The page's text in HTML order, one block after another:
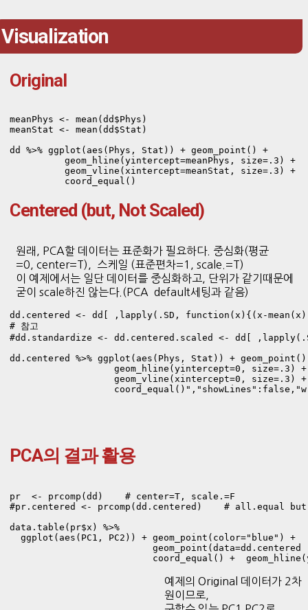
Visualization
Original
meanPhys <- mean(dd$Phys)
meanStat <- mean(dd$Stat)
dd %>% ggplot(aes(Phys, Stat)) + geom_point() +
          geom_hline(yintercept=meanPhys, size=.3) +
          geom_vline(xintercept=meanStat, size=.3) +
          coord_equal()
Centered (but, Not Scaled)
원래, PCA할 데이터는 표준화가 필요하다. 중심화(평균
=0, center=T), 스케일 (표준편차=1, scale.=T)
이 예제에서는 일단 데이터를 중심화하고, 단위가 같기때문에
굳이 scale하진 않는다.(PCA default세팅과 같음)
dd.centered <- dd[ ,lapply(.SD, function(x){(x-
# 참고
#dd.standardize <- dd.centered.scaled <- dd[
dd.centered %>% ggplot(aes(Phys, Stat)) +
geom_hline(yintercept=0, size=.3)
geom_vline(xintercept=0, size=.3)
PCA의 결과 활용
pr  <- prcomp(dd)    # center=T, scale.=F
#pr.centered <- prcomp(dd.centered)    # all.equal
data.table(pr$x) %>%
  ggplot(aes(PC1, PC2)) + geom_point(color="blue") +
coord_equal() +
예제의 Original 데이터가 2차
원이므로,